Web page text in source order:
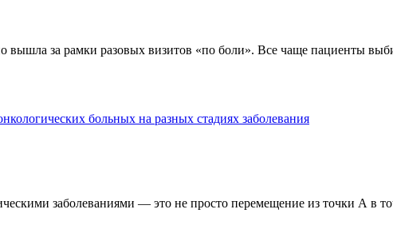
вышла за рамки разовых визитов «по боли». Все чаще пациенты
больных на разных стадиях заболевания
заболеваниями — это не просто перемещение из точки А в